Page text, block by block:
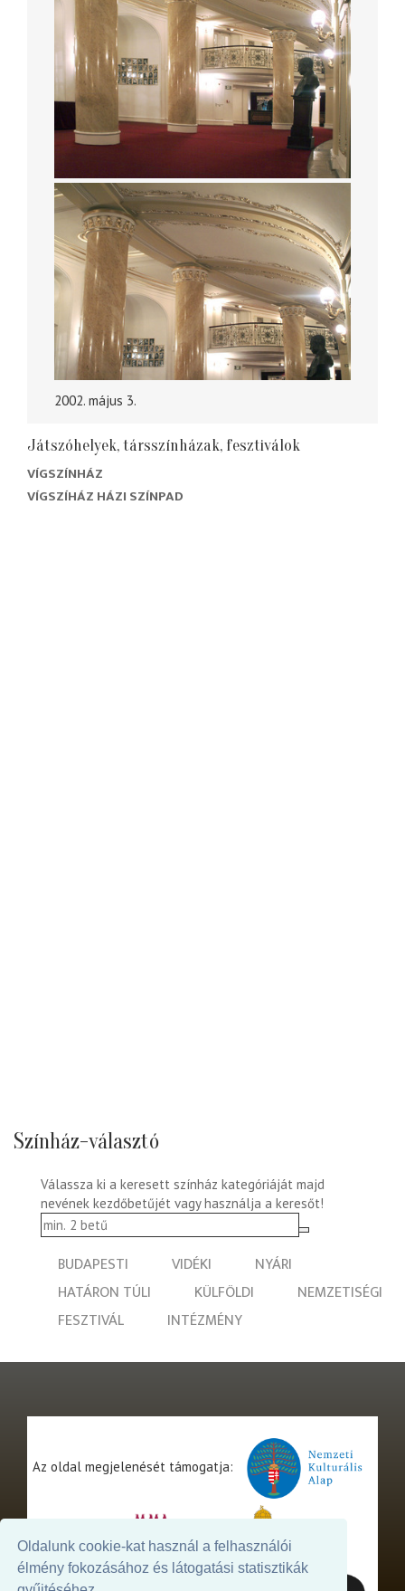
Oldalunk cookie-kat használ a felhasználói
élmény fokozásához és látogatási statisztikák
2002. május 3.
Játszóhelyek, társszínházak, fesztiválok
VÍGSZÍNHÁZ
VÍGSZÍHÁZ HÁZI SZÍNPAD
Színház-választó
Válassza ki a keresett színház kategóriáját majd
nevének kezdőbetűjét vagy használja a keresőt!
BUDAPESTI VIDÉKI
NYÁRI
HATÁRON TÚLI
KÜLFÖLDI
NEMZETISÉGI
FESZTIVÁL
INTÉZMÉNY
Az oldal megjelenését támogatja: